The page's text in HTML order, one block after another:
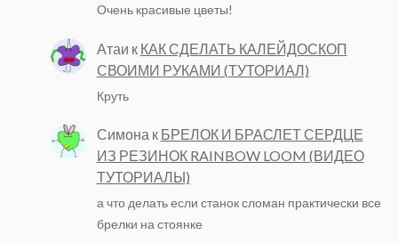
Очень красивые цветы!
Атаи к КАК СДЕЛАТЬ КАЛЕЙДОСКОП
СВОИМИ РУКАМИ (ТУТОРИАЛ)
Круть
Симона к БРЕЛОК И БРАСЛЕТ СЕРДЦЕ
ИЗ РЕЗИНОК RAINBOW LOOM (ВИДЕО
ТУТОРИАЛЫ)
а что делать если станок сломан практически все
брелки на стоянке